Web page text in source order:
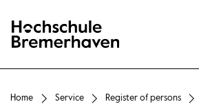
Hochschule Bremerhaven
Home Service Register of persons